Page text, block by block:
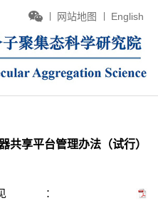
网站地图 English
共享平台管理办法（试行）
见：